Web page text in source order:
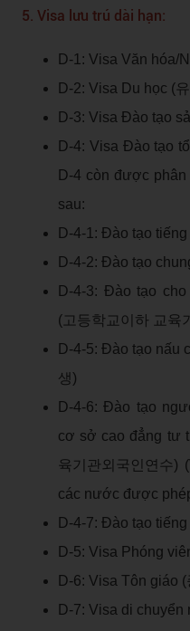
5. Visa lưu trú dài hạn:
D-1: Visa Văn hóa/
D-2: Visa Du học (
D-3: Visa Đào tạo
D-4: Visa Đào tạo
D-4 còn được
sau:
D-4-1: Đào tạo
D-4-2: Đào tạo
D-4-3: Đào tạo
(고등학교이하 교육
D-4-5: Đào tạo nấu
생)
D-4-6: Đào tạo
cơ sở cao đẳng tư
육기관외국인연수)
các nước được
D-4-7: Đào tạo
D-5: Visa Phóng
D-6: Visa Tôn giáo (
D-7: Visa di chuyển